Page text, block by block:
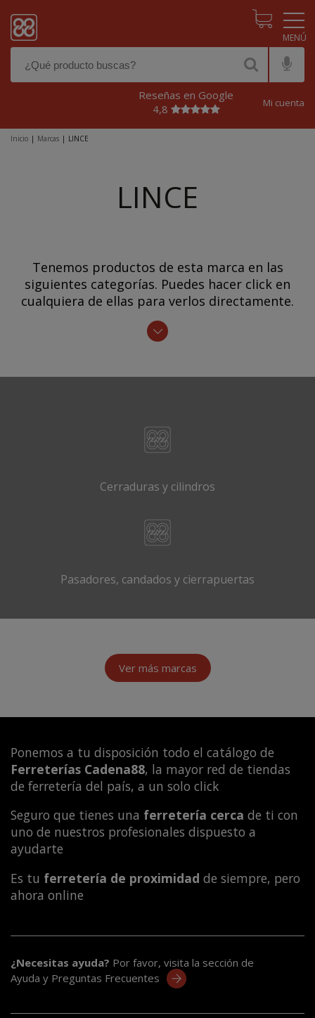
Reseñas en Google
4,8
Mi cuenta
Inicio | Marcas | LINCE
LINCE
Tenemos productos de esta marca en las
siguientes categorías. Puedes hacer click en
cualquiera de ellas para verlos directamente.
Cerraduras y cilindros
Pasadores, candados y cierrapuertas
Ver más marcas
Ponemos a tu disposición todo el catálogo de
Ferreterías Cadena88, la mayor red de tiendas
de ferretería del país, a un solo click
Seguro que tienes una ferretería cerca de ti con
uno de nuestros profesionales dispuesto a
ayudarte
Es tu ferretería de proximidad de siempre, pero
ahora online
¿Necesitas ayuda? Por favor, visita la sección de
Ayuda y Preguntas Frecuentes